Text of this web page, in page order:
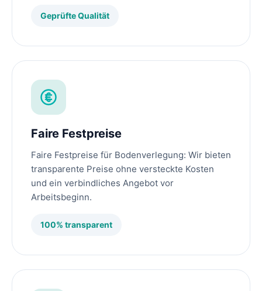
Geprüfte Qualität
Faire Festpreise
Faire Festpreise für Bodenverlegung: Wir bieten
transparente Preise ohne versteckte Kosten
und ein verbindliches Angebot vor
Arbeitsbeginn.
100% transparent